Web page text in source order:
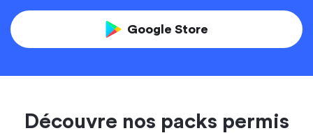
Google Store
Découvre nos packs permis